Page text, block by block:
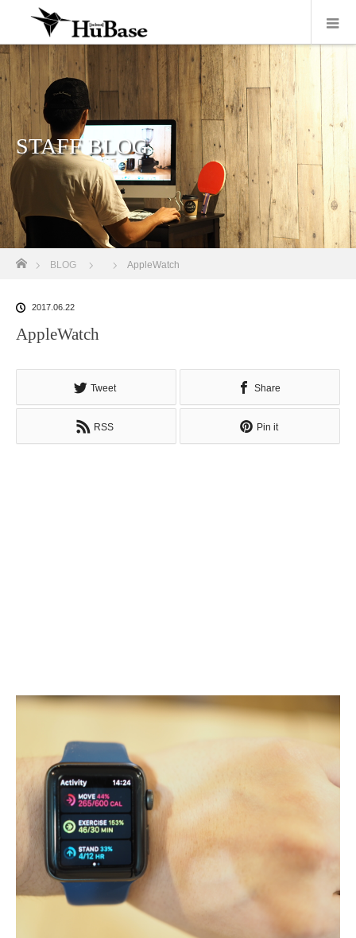
STAFF BLOG
ホーム
BLOG AppleWatch
2017.06.22
AppleWatch
Tweet Share
RSS Pin it